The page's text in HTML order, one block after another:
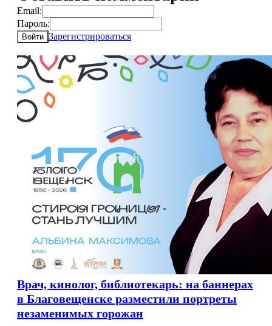
Email:
Пароль:
Войти Зарегистрироваться
Врач, кинолог, библиотекарь: на баннерах
в Благовещенске разместили портреты
незаменимых горожан